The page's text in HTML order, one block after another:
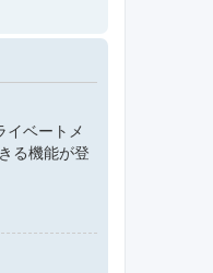
イベートメ
る機能が登